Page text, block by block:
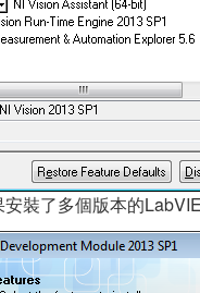
裝了多個版本的